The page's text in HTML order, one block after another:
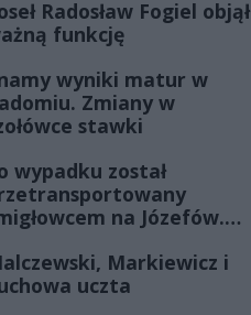
Radosław Fogiel objął
funkcję
wyniki matur w
Zmiany w
stawki
wypadku został
na Józefów.
Markiewicz i
uczta